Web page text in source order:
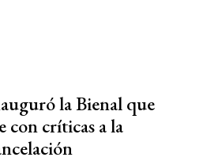
la Bienal que
con críticas a la